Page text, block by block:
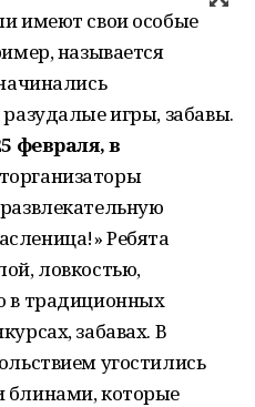
имеют свои особые
называется
игры, забавы.
февраля, в
Ребята
ловкостью,
в традиционных
забавах. В
угостились
блинами, которые